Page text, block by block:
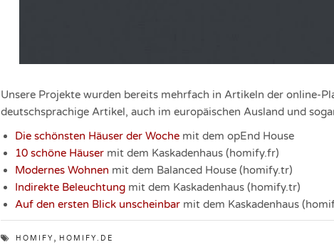
Unsere Projekte wurden bereits mehrfach in Artikeln der online-
deutschsprachige Artikel, auch im europäischen Ausland und
Die schönsten Häuser der Woche mit dem opEnd House
10 schöne Häuser mit dem Kaskadenhaus (homify.fr)
Modernes Wohnen mit dem Balanced House (homify.tr)
Indirekte Beleuchtung mit dem Kaskadenhaus (homify.tr)
Auf den ersten Blick unscheinbar mit dem Kaskadenhaus
HOMIFY , HOMIFY.DE